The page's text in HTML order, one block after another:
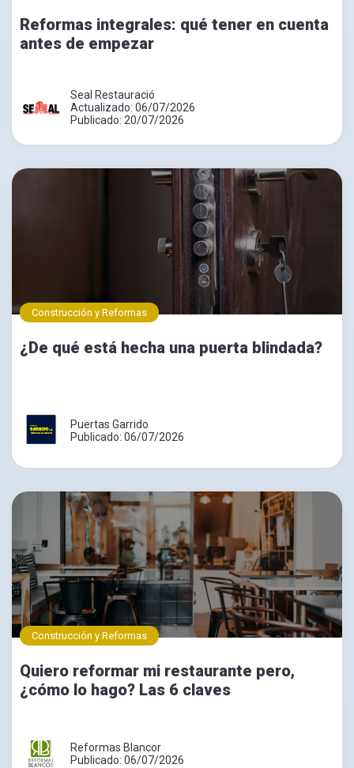
Reformas integrales: qué tener en cuenta
antes de empezar
Seal Restauració
Actualizado: 06/07/2026
Publicado: 20/07/2026
Construcción y Reformas
¿De qué está hecha una puerta blindada?
Puertas Garrido
Publicado: 06/07/2026
Construcción y Reformas
Quiero reformar mi restaurante pero,
¿cómo lo hago? Las 6 claves
Reformas Blancor
Publicado: 06/07/2026